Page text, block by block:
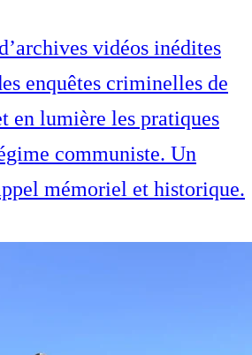
vidéos inédites
enquêtes criminelles de
en lumière les pratiques
communiste. Un
mémoriel et historique.